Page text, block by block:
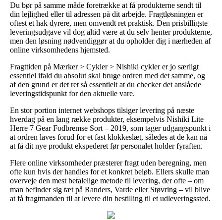
Du bør på samme måde foretrække at få produkterne sendt til
din lejlighed eller til adressen på dit arbejde. Fragtløsningen er
oftest et hak dyrere, men omvendt ret praktisk. Den prisbilligste
leveringsudgave vil dog altid være at du selv henter produkterne,
men den løsning nødvendiggør at du opholder dig i nærheden af
online virksomhedens hjemsted.
Fragttiden på Mærker > Cykler > Nishiki cykler er jo særligt
essentiel ifald du absolut skal bruge ordren med det samme, og
af den grund er det ret så essentielt at du checker det anslåede
leveringstidspunkt for den aktuelle vare.
En stor portion internet webshops tilsiger levering på næste
hverdag på en lang række produkter, eksempelvis Nishiki Lite
Herre 7 Gear Fodbremse Sort – 2019, som tager udgangspunkt i
at ordren laves forud for et fast klokkeslæt, således at de kan nå
at få dit nye produkt ekspederet før personalet holder fyraften.
Flere online virksomheder præsterer fragt uden beregning, men
ofte kun hvis der handles for et konkret beløb. Ellers skulle man
overveje den mest betalelige metode til levering, der ofte – om
man befinder sig tæt på Randers, Varde eller Støvring – vil blive
at få fragtmanden til at levere din bestilling til et udleveringssted.